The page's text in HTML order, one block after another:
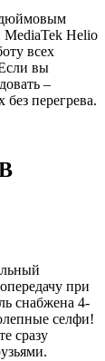
дюймовым
MediaTek Helio
всех
вы
–
перегрева.
при
снабжена 4-
селфи!
сразу